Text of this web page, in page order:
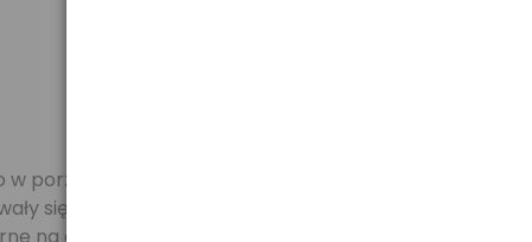
porze monsunowej na
się sprzęty z niego